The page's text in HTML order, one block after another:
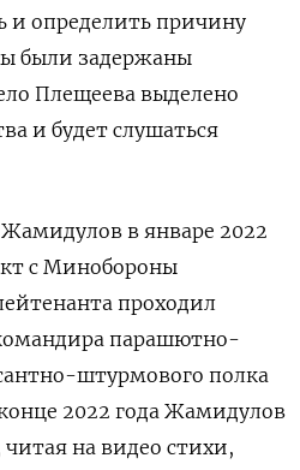
и определить причину
были задержаны
Плещеева выделено
и будет слушаться
в январе 2022
с Минобороны
проходил
парашютно-
штурмового полка
2022 года Жамидулов
на видео стихи,